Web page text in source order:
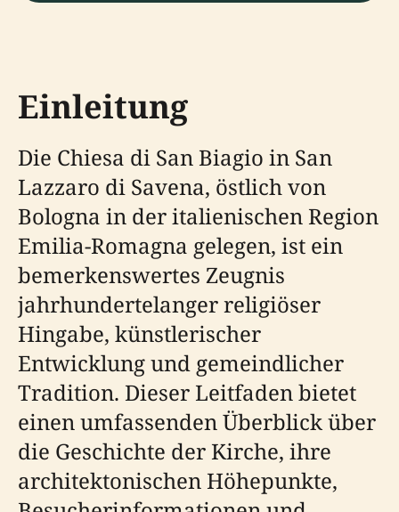
Einleitung
Die Chiesa di San Biagio in San
Lazzaro di Savena, östlich von
Bologna in der italienischen Region
Emilia-Romagna gelegen, ist ein
bemerkenswertes Zeugnis
jahrhundertelanger religiöser
Hingabe, künstlerischer
Entwicklung und gemeindlicher
Tradition. Dieser Leitfaden bietet
einen umfassenden Überblick über
die Geschichte der Kirche, ihre
architektonischen Höhepunkte,